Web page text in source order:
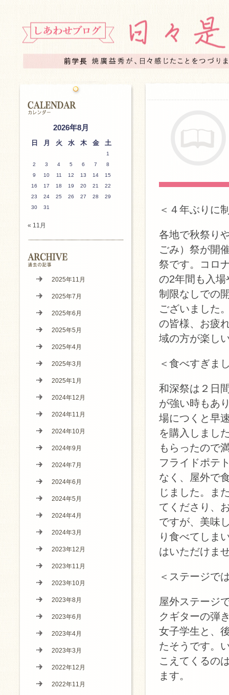
＜４年ぶりに
各地で秋祭り
ごみ）祭が開
祭です。コロ
の2年間も入
制限なしでの
ございました
の皆様、お疲
域の方が楽し
＜食べすぎま
和深祭は２日
が強い時もあ
場につくと早
を購入しまし
もらったので
フライドポテ
なく、屋外で
じました。ま
てくださり、
ですが、美味
り食べてしま
はいただけま
＜ステージで
屋外ステージ
クギターの弾
女子学生と、
たそうです。
こえてくるの
ます。
2026年8月
日 月 火 水 木 金 土
1
2
3 4 5 6 7
8
9
10 11 12 13 14
15
16
17 18 19 20 21
22
23
24 25 26 27 28
29
30
31
« 11月
2025年11月
2025年7月
2025年6月
2025年5月
2025年4月
2025年3月
2025年1月
2024年12月
2024年11月
2024年10月
2024年9月
2024年7月
2024年6月
2024年5月
2024年4月
2024年3月
2023年12月
2023年11月
2023年10月
2023年8月
2023年6月
2023年4月
2023年3月
2022年12月
2022年11月